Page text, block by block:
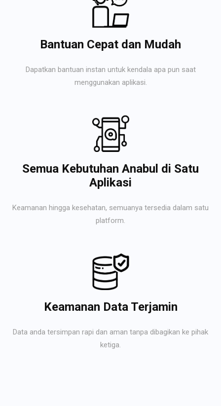
Bantuan Cepat dan Mudah
Dapatkan bantuan instan untuk kendala apa pun saat
menggunakan aplikasi.
Semua Kebutuhan Anabul di Satu
Aplikasi
Keamanan hingga kesehatan, semuanya tersedia dalam satu
platform.
Keamanan Data Terjamin
Data anda tersimpan rapi dan aman tanpa dibagikan ke pihak
ketiga.